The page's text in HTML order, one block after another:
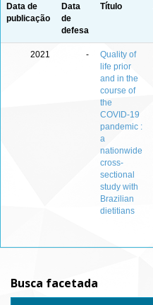
Data de
publicação
Data
de
defesa
Título
2021 -
Quality of
life prior
and in the
course of
the
COVID-19
pandemic :
a
nationwide
cross-
sectional
study with
Brazilian
dietitians
Busca facetada